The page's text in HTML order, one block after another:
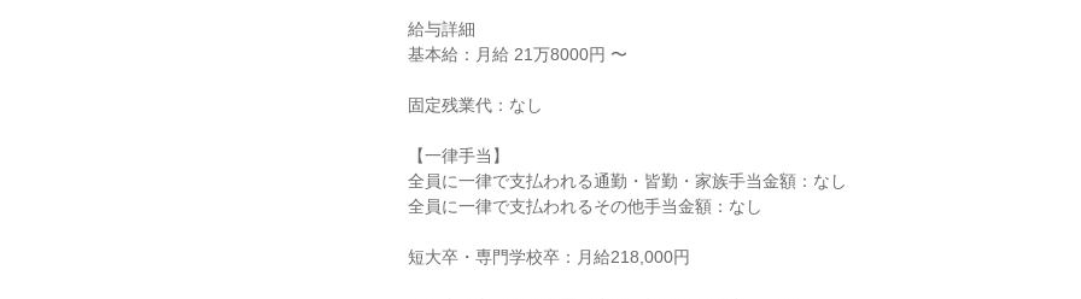
給与詳細
基本給：月給 21万8000円 〜
固定残業代：なし
【一律手当】
全員に一律で支払われる通勤・皆勤・家族手当金額：なし
全員に一律で支払われるその他手当金額：なし
短大卒・専門学校卒：月給218,000円